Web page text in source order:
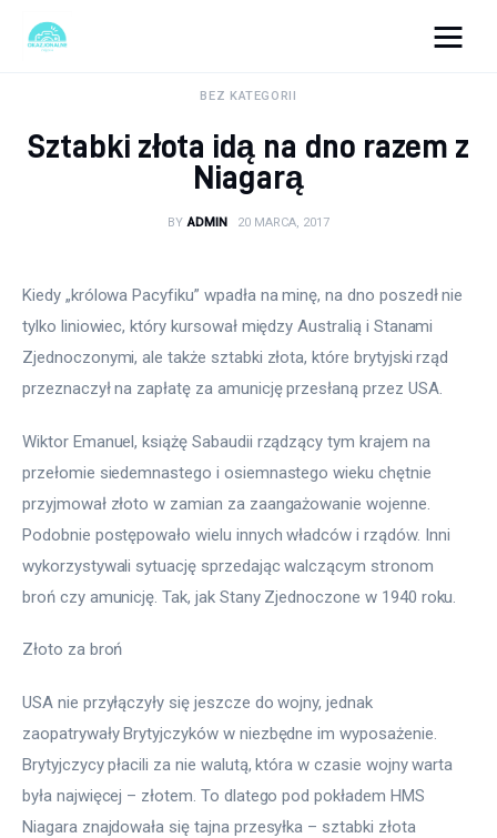
Turystyka
Uroda
Zdrowie
BEZ KATEGORII
Sztabki złota idą na dno razem z
Niagarą
BY ADMIN 20 MARCA, 2017
Kiedy „królowa Pacyfiku” wpadła na minę, na dno poszedł nie
tylko liniowiec, który kursował między Australią i Stanami
Zjednoczonymi, ale także sztabki złota, które brytyjski rząd
przeznaczył na zapłatę za amunicję przesłaną przez USA.
Wiktor Emanuel, książę Sabaudii rządzący tym krajem na
przełomie siedemnastego i osiemnastego wieku chętnie
przyjmował złoto w zamian za zaangażowanie wojenne.
Podobnie postępowało wielu innych władców i rządów. Inni
wykorzystywali sytuację sprzedając walczącym stronom
broń czy amunicję. Tak, jak Stany Zjednoczone w 1940 roku.
Złoto za broń
USA nie przyłączyły się jeszcze do wojny, jednak
zaopatrywały Brytyjczyków w niezbędne im wyposażenie.
Brytyjczycy płacili za nie walutą, która w czasie wojny warta
była najwięcej – złotem. To dlatego pod pokładem HMS
Niagara znajdowała się tajna przesyłka – sztabki złota